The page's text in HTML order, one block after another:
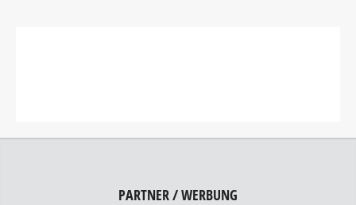
PARTNER / WERBUNG